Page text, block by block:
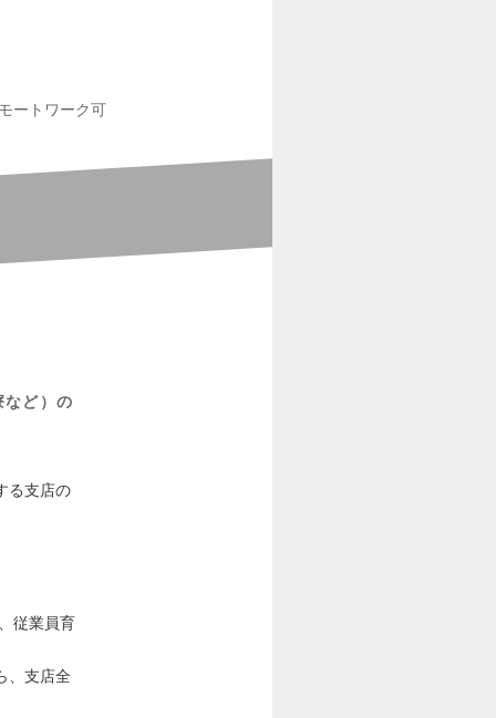
ートワーク可
ど）の
る支店の
従業員育
、支店全